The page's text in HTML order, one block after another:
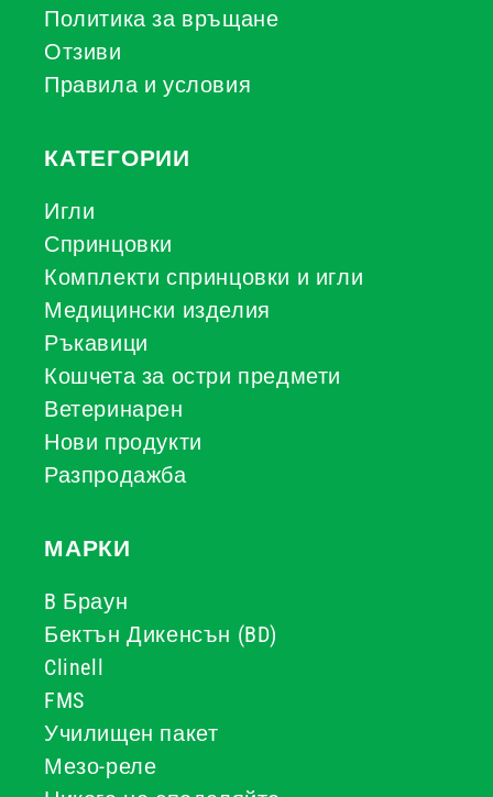
Политика за връщане
Отзиви
Правила и условия
КАТЕГОРИИ
Игли
Спринцовки
Комплекти спринцовки и игли
Медицински изделия
Ръкавици
Кошчета за остри предмети
Ветеринарен
Нови продукти
Разпродажба
МАРКИ
B Браун
Бектън Дикенсън (BD)
Clinell
FMS
Училищен пакет
Мезо-реле